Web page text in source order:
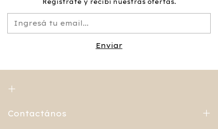
Registrate y recibí nuestras ofertas.
Contactános